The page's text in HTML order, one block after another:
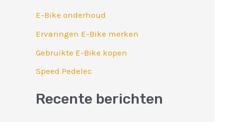
E-Bike onderhoud
Ervaringen E-Bike merken
Gebruikte E-Bike kopen
Speed Pedelec
Recente berichten